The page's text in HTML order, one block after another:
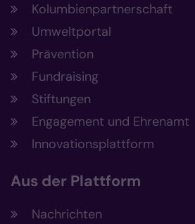
Kolumbienpartnerschaft
Umweltportal
Prävention
Fundraising
Stiftungen
Engagement und Ehrenamt
Innovationsplattform
Aus der Plattform
Nachrichten